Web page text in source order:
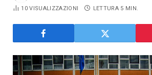
10VISUALIZZAZIONI LETTURA 5 MIN.